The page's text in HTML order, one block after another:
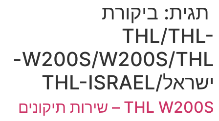
תגית: ביקורת
THL/THL-
W200S/W200S/THL-
ישראל/THL-ISRAEL
THL W200S – שירות תיקונים